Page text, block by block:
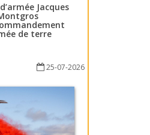
Jacques
de terre
25-07-2026